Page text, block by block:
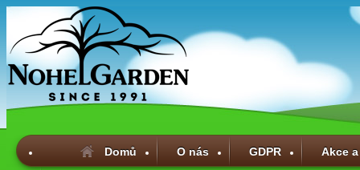
Domů O nás GDPR Akce